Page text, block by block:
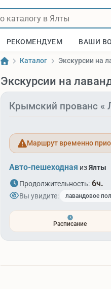
РЕКОМЕНДУЕМ ВАШИ
Каталог Экскурсии на
Экскурсии на
Крымский прованс «
Маршрут временно
Авто-пешеходная изЯлты
Продолжительность: 6ч.
Вы увидите: лавандовое
Расписание